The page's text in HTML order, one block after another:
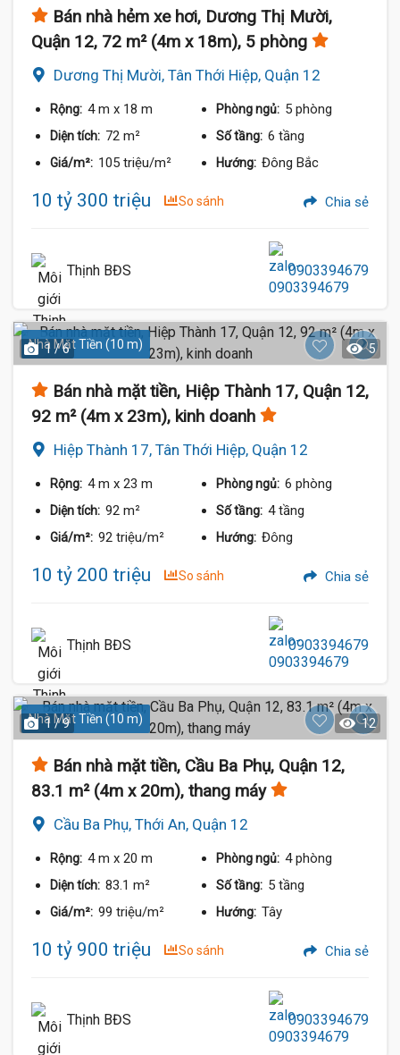
Bán nhà hẻm xe hơi, Dương Thị Mười,
Quận 12, 72 m² (4m x 18m), 5 phòng
Dương Thị Mười, Tân Thới Hiệp, Quận 12
Rộng: 4 m x 18 m Phòng ngủ: 5 phòng
Diện tích: 72 m² Số tầng: 6 tầng
Giá/m²: 105 triệu/m² Hướng: Đông Bắc
10 tỷ 300 triệu So sánh Chia sẻ
Thịnh BĐS 0903394679
Nhà Mặt Tiền (10 m)
1 / 6 5
Bán nhà mặt tiền, Hiệp Thành 17, Quận 12,
92 m² (4m x 23m), kinh doanh
Hiệp Thành 17, Tân Thới Hiệp, Quận 12
Rộng: 4 m x 23 m Phòng ngủ: 6 phòng
Diện tích: 92 m² Số tầng: 4 tầng
Giá/m²: 92 triệu/m² Hướng: Đông
10 tỷ 200 triệu So sánh Chia sẻ
Thịnh BĐS 0903394679
Nhà Mặt Tiền (10 m)
1 / 9 12
Bán nhà mặt tiền, Cầu Ba Phụ, Quận 12,
83.1 m² (4m x 20m), thang máy
Cầu Ba Phụ, Thới An, Quận 12
Rộng: 4 m x 20 m Phòng ngủ: 4 phòng
Diện tích: 83.1 m² Số tầng: 5 tầng
Giá/m²: 99 triệu/m² Hướng: Tây
10 tỷ 900 triệu So sánh Chia sẻ
Thịnh BĐS 0903394679